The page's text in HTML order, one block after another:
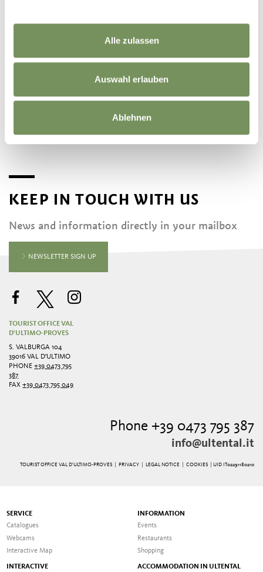
Alle zulassen
Auswahl erlauben
Ablehnen
ALPENHOF
KEEP IN TOUCH WITH US
News and information directly in your mailbox
NEWSLETTER SIGN UP
TOURIST OFFICE VAL
D'ULTIMO-PROVES
S. VALBURGA 104
39016 VAL D'ULTIMO
PHONE+39 0473 795
387
FAX+39 0473 795 049
Phone +39 0473 795 387
info@ultental.it
TOURIST OFFICE VAL D'ULTIMO-PROVES | PRIVACY| LEGAL NOTICE COOKIES | UID IT02291180210
SERVICE
Catalogues
Webcams
Interactive Map
INFORMATION
Events
Restaurants
Shopping
INTERACTIVE ACCOMMODATION IN ULTENTAL